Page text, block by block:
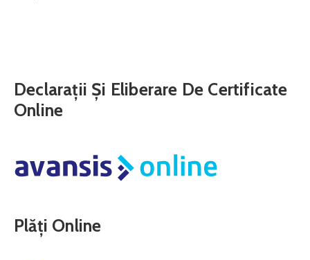
Declarații Și Eliberare De Certificate
Online
Plăți Online